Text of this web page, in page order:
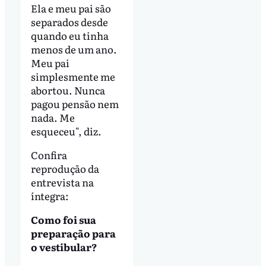
Ela e meu pai são
separados desde
quando eu tinha
menos de um ano.
Meu pai
simplesmente me
abortou. Nunca
pagou pensão nem
nada. Me
esqueceu", diz.
Confira
reprodução da
entrevista na
íntegra:
Como foi sua
preparação para
o vestibular?